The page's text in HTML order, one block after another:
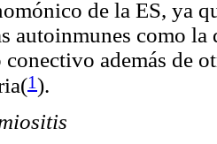
de la ES, ya
autoinmunes como
además de
1).